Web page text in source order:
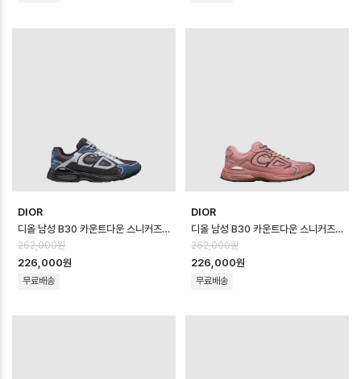
DIOR
디올 남성 B30 카운트다운 스니커즈 - Dior Mens B30 Countdown Sho…
262,000원
226,000원
무료배송
DIOR
디올 남성 B30 카운트다운 스니커즈 - Dior Mens B30 Countdown Sho…
262,000원
226,000원
무료배송